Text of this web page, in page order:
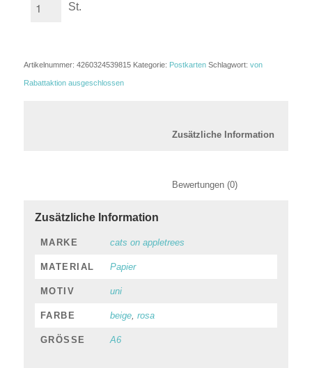
St.
Artikelnummer: 4260324539815 Kategorie: Postkarten Schlagwort: von
Rabattaktion ausgeschlossen
Zusätzliche Information
MARKE cats on appletrees
MATERIAL Papier
MOTIV uni
FARBE beige, rosa
GRÖSSE A6